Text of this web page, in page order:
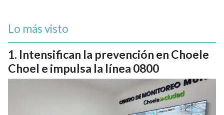
Lo más visto
Intensifican la prevención en Choele
Choel e impulsa la línea 0800